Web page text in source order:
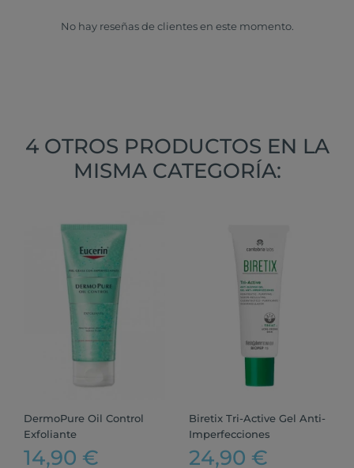
No hay reseñas de clientes en este momento.
4 OTROS PRODUCTOS EN LA
MISMA CATEGORÍA:
DermoPure Oil Control
Exfoliante
14,90 €
Biretix Tri-Active Gel Anti-
Imperfecciones
24,90 €